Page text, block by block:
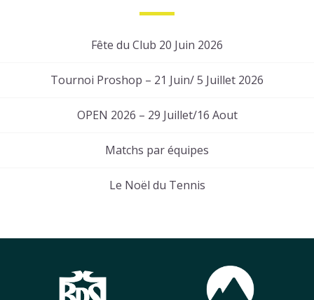
Fête du Club 20 Juin 2026
Tournoi Proshop – 21 Juin/ 5 Juillet 2026
OPEN 2026 – 29 Juillet/16 Aout
Matchs par équipes
Le Noël du Tennis